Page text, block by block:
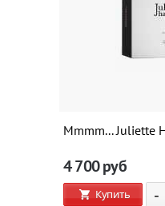
Mmmm... Juliette
4 700руб
Купить -